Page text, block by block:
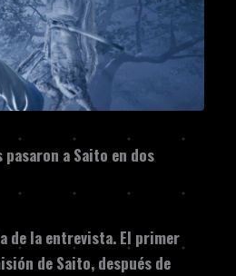
a Saito en dos
de la entrevista. El primer
de Saito, después de